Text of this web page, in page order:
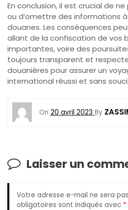
En conclusion, il est crucial de
ou d’omettre des informations
douanes. Les conséquences
allant de la confiscation de vos
importantes, voire des
toujours transparent et
douanières pour assurer un
international réussi et sans
On 20 avril 2023 By
Laisser un
Votre adresse e-mail ne sera
obligatoires sont indiqués avec *